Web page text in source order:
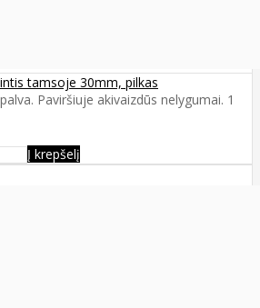
tamsoje 30mm, pilkas
Paviršiuje akivaizdūs nelygumai. 1
Į krepšelį